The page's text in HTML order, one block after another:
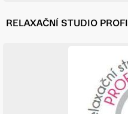
RELAXAČNÍ STUDIO PROFI